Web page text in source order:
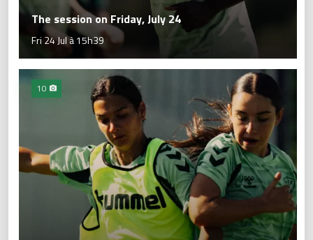
The session on Friday, July 24
Fri 24 Jul à 15h39
10